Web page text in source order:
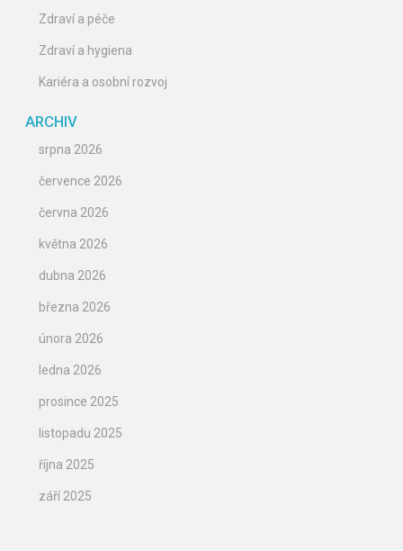
Zdraví a péče
Zdraví a hygiena
Kariéra a osobní rozvoj
ARCHIV
srpna 2026
července 2026
června 2026
května 2026
dubna 2026
března 2026
února 2026
ledna 2026
prosince 2025
listopadu 2025
října 2025
září 2025